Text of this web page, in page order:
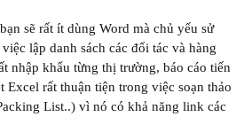
sẽ rất ít dùng Word mà chủ yếu sử
lập danh sách các đối tác và hàng
nhập khẩu từng thị trường, báo cáo tiến
rất thuận tiện trong việc soạn thảo
List..) vì nó có khả năng link các